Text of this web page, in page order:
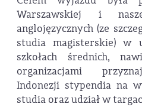
Warszawskiej i
anglojęzycznych (ze
studia magisterskie) w
szkołach średnich,
organizacjami
Indonezji stypendia na
studia oraz udział w